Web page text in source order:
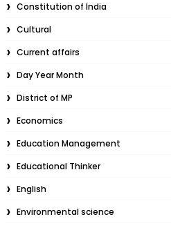
Constitution of India
Cultural
Current affairs
Day Year Month
District of MP
Economics
Education Management
Educational Thinker
English
Environmental science